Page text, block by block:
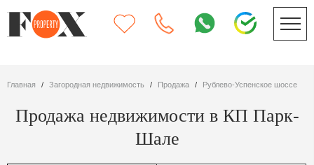
Главная Загородная недвижимость Продажа Рублево-Успенское шоссе
Продажа недвижимости в КП Парк-
Шале